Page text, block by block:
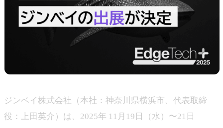
ジンベイ株式会社（本社：神奈川県横浜市、代表取締
役：上田英介）は、2025年 11月19日（水）〜21日